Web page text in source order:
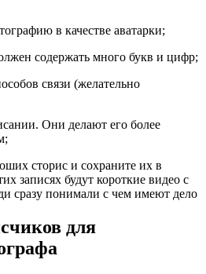
в качестве аватарки;
содержать много букв и цифр;
связи (желательно
Они делают его более
сторис и сохраните их в
записях будут короткие видео с
сразу понимали с чем имеют дело
для